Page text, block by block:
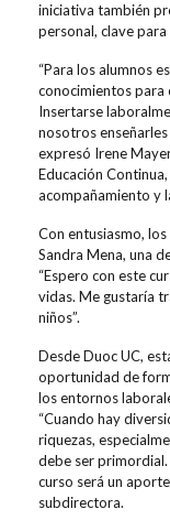
iniciativa también
personal, clave
“Para los alumnos
conocimientos para
Insertarse
nosotros
expresó Irene
Educación
acompañamiento y
Con entusiasmo,
Sandra Mena, una
“Espero con este
vidas. Me gustaría
niños”.
Desde Duoc UC,
oportunidad de
los entornos
“Cuando hay
riquezas,
debe ser
curso será un
subdirectora.